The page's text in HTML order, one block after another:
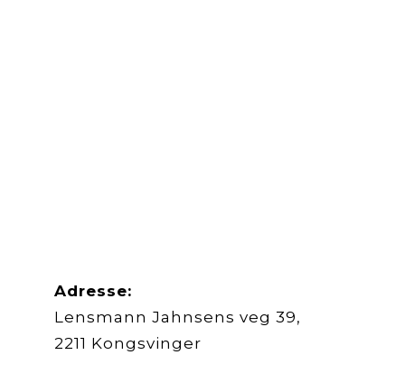
Adresse:
Lensmann Jahnsens veg 39,
2211 Kongsvinger